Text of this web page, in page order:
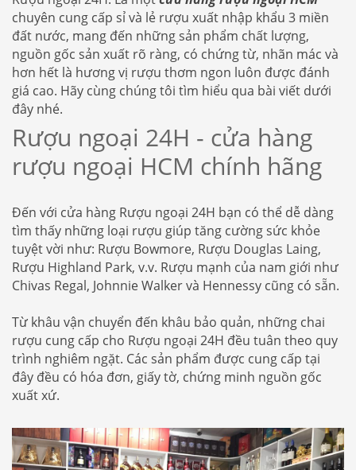
chuyên cung cấp sỉ và lẻ rượu xuất nhập khẩu 3 miền
đất nước, mang đến những sản phẩm chất lượng,
nguồn gốc sản xuất rõ ràng, có chứng từ, nhãn mác và
hơn hết là hương vị rượu thơm ngon luôn được đánh
giá cao. Hãy cùng chúng tôi tìm hiểu qua bài viết dưới
đây nhé.
Rượu ngoại 24H - cửa hàng
rượu ngoại HCM chính hãng
Đến với cửa hàng Rượu ngoại 24H bạn có thể dễ dàng
tìm thấy những loại rượu giúp tăng cường sức khỏe
tuyệt vời như: Rượu Bowmore, Rượu Douglas Laing,
Rượu Highland Park, v.v. Rượu mạnh của nam giới như
Chivas Regal, Johnnie Walker và Hennessy cũng có sẵn.
Từ khâu vận chuyển đến khâu bảo quản, những chai
rượu cung cấp cho Rượu ngoại 24H đều tuân theo quy
trình nghiêm ngặt. Các sản phẩm được cung cấp tại
đây đều có hóa đơn, giấy tờ, chứng minh nguồn gốc
xuất xứ.